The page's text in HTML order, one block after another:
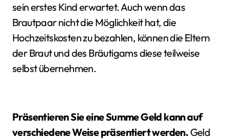
sein erstes Kind erwartet. Auch wenn das
Brautpaar nicht die Möglichkeit hat, die
Hochzeitskosten zu bezahlen, können die Eltern
der Braut und des Bräutigams diese teilweise
selbst übernehmen.
Präsentieren Sie eine Summe Geld kann auf
verschiedene Weise präsentiert werden. Geld